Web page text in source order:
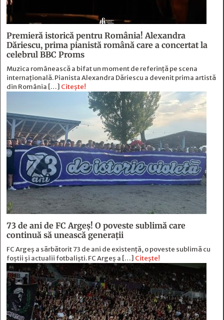
Premieră istorică pentru România! Alexandra
Dăriescu, prima pianistă română care a concertat la
celebrul BBC Proms
Muzica românească a bifat un moment de referință pe scena
internațională. Pianista Alexandra Dăriescu a devenit prima artistă
din România […] Citește!
73 de ani de FC Argeş! O poveste sublimă care
continuă să unească generaţii
FC Argeș a sărbătorit 73 de ani de existență, o poveste sublimă cu
foștii și actualii fotbaliști. FC Argeș a […] Citește!